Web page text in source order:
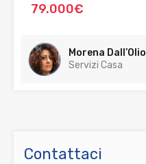
79.000€
Morena Dall’Olio
Servizi Casa
Contattaci